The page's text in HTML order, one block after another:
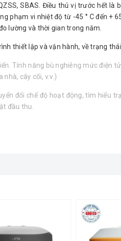
SBAS. Điều thú vị trước hết là
phạm vi nhiệt độ từ -45 ° C đến +
lường và thời gian trong năm.
thiết lập và vận hành, về trạng
Tính năng bù nghiêng mức điện
cây cối, v.v.)
đổi chế độ hoạt động, tìm hiểu
đầu thu.